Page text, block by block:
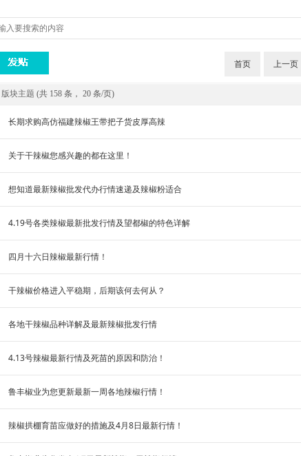
首页 上一页
版块主题 (共 158 条， 20 条/页)
长期求购高仿福建辣椒王带把子货皮厚高辣
关于干辣椒您感兴趣的都在这里！
想知道最新辣椒批发代办行情速递及辣椒粉适合
4.19号各类辣椒最新批发行情及望都椒的特色详解
四月十六日辣椒最新行情！
干辣椒价格进入平稳期，后期该何去何从？
各地干辣椒品种详解及最新辣椒批发行情
4.13号辣椒最新行情及死苗的原因和防治！
鲁丰椒业为您更新最新一周各地辣椒行情！
辣椒拱棚育苗应做好的措施及4月8日最新行情！